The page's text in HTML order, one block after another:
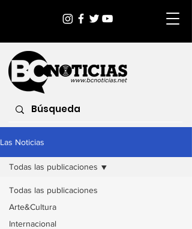
Las Noticias
Todas las publicaciones
Arte&Cultura
Internacional
Todas las publicaciones